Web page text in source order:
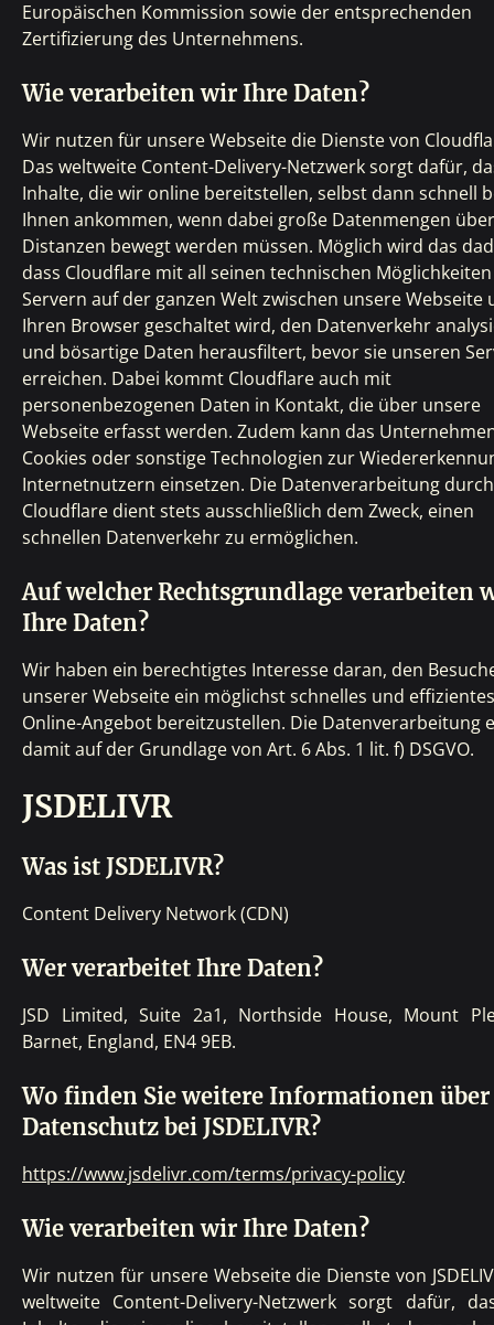
Europäischen Kommission sowie der entsprechenden
Zertifizierung des Unternehmens.
Wie verarbeiten wir Ihre Daten?
Wir nutzen für unsere Webseite die Dienste von
Das weltweite Content-Delivery-Netzwerk sorgt dafür,
Inhalte, die wir online bereitstellen, selbst dann schnell
Ihnen ankommen, wenn dabei große Datenmengen
Distanzen bewegt werden müssen. Möglich wird das
dass Cloudflare mit all seinen technischen
Servern auf der ganzen Welt zwischen unsere Webseite
Ihren Browser geschaltet wird, den Datenverkehr
und bösartige Daten herausfiltert, bevor sie unseren
erreichen. Dabei kommt Cloudflare auch mit
personenbezogenen Daten in Kontakt, die über unsere
Webseite erfasst werden. Zudem kann das
Cookies oder sonstige Technologien zur
Internetnutzern einsetzen. Die Datenverarbeitung durch
Cloudflare dient stets ausschließlich dem Zweck, einen
schnellen Datenverkehr zu ermöglichen.
Auf welcher Rechtsgrundlage verarbeiten
Ihre Daten?
Wir haben ein berechtigtes Interesse daran, den
unserer Webseite ein möglichst schnelles und effizientes
Online-Angebot bereitzustellen. Die Datenverarbeitung
damit auf der Grundlage von Art. 6 Abs. 1 lit. f) DSGVO.
JSDELIVR
Was ist JSDELIVR?
Content Delivery Network (CDN)
Wer verarbeitet Ihre Daten?
JSD Limited, Suite 2a1, Northside House, Mount
Barnet, England, EN4 9EB.
Wo finden Sie weitere Informationen über
Datenschutz bei JSDELIVR?
https://www.jsdelivr.com/terms/privacy-policy
Wie verarbeiten wir Ihre Daten?
Wir nutzen für unsere Webseite die Dienste von
weltweite Content-Delivery-Netzwerk sorgt dafür,